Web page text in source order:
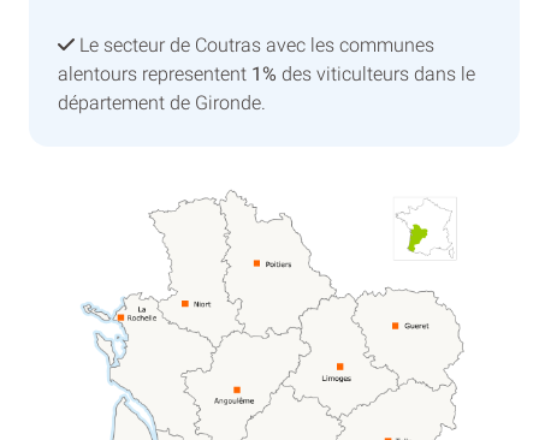
Le secteur de Coutras avec les communes
alentours representent 1% des viticulteurs dans le
département de Gironde.